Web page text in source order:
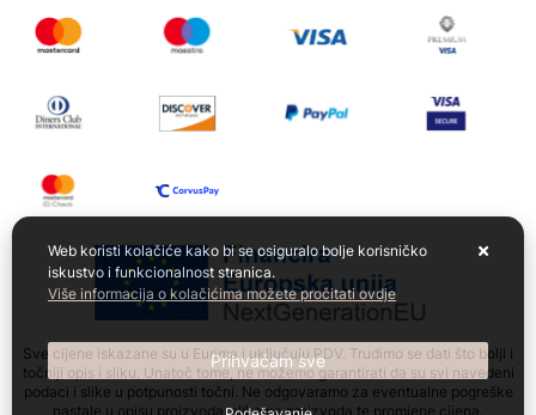
Sve cijene iskazane su u Eurima i uključuju PDV. Trudimo se dati što bolji i
točniji opis i sliku. Unatoč tome, ne možemo garantirati da su svi navedeni
podaci i slike u potpunosti točni. Ne odgovaramo za eventualne pogreške
nastale u opisu proizvoda, slikama proizvoda te promjene cijena.
Web koristi kolačiće kako bi se osiguralo bolje korisničko
iskustvo i funkcionalnost stranica.
Više informacija o kolačićima možete pročitati ovdje
Prihvaćam sve